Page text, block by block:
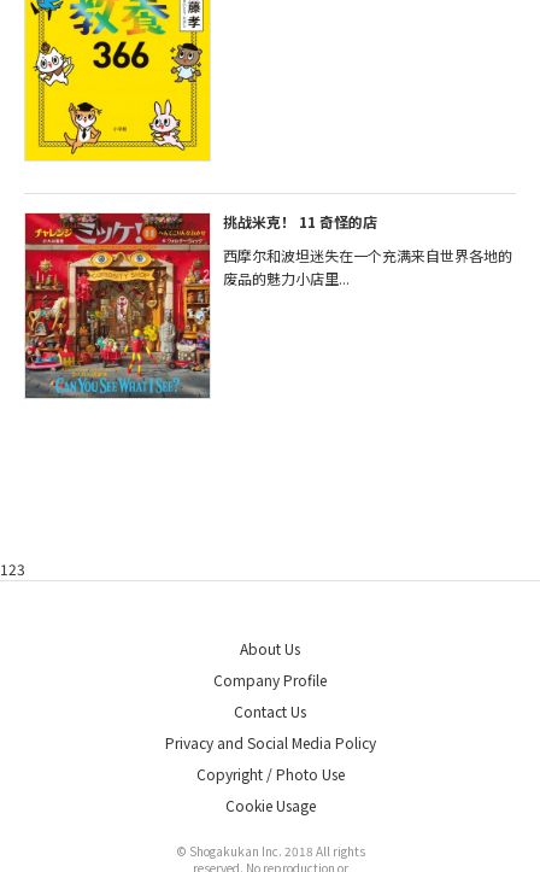
挑战米克！ 11 奇怪的店
西摩尔和波坦迷失在一个充满来自世界各地的
废品的魅力小店里...
123
About Us
Company Profile
Contact Us
Privacy and Social Media Policy
Copyright / Photo Use
Cookie Usage
© Shogakukan Inc. 2018 All rights
reserved. No reproduction or